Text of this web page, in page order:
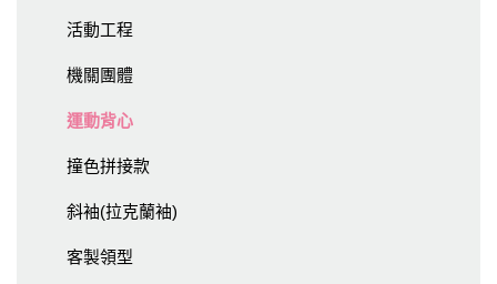
活動工程
機關團體
運動背心
撞色拼接款
斜袖(拉克蘭袖)
客製領型